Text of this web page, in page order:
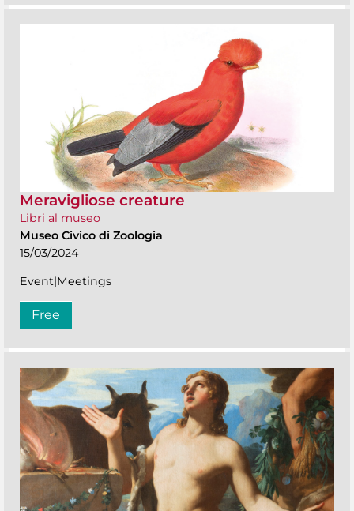
Meravigliose creature
Libri al museo
Museo Civico di Zoologia
15/03/2024
Event|Meetings
Free